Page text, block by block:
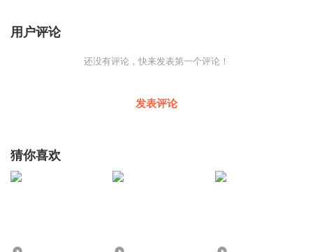
与前景。
组织招商活动，安排专班专人深度服务产业成果落地转化，
全面推介全国首个科幻产业集聚区。
用户评论
还没有评论，快来发表第一个评论！
发表评论
猜你喜欢